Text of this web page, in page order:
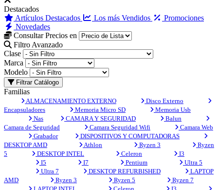
Destacados
Artículos Destacados
Los más Vendidos
Promociones
Novedades
Consultar Precios en
Filtro Avanzado
Clase
Marca
Modelo
Filtrar Catálogo
Familias
ALMACENAMIENTO EXTERNO
Disco Externo
Encapsuladores
Memoria Micro SD
Memoria Usb
Nas
CAMARA Y SEGURIDAD
Balun
Camara de Seguridad
Camara Seguridad Wifi
Camara Web
Grabador
DISPOSITIVOS Y COMPUTADORAS
DESKTOP AMD
Athlon Ryzen 3
Ryzen
5
DESKTOP INTEL Celeron
I3
I5
I7 Pentium
Ultra 5
Ultra 7
DESKTOP REFURBISHED
LAPTOP
AMD
Ryzen 3 Ryzen 5
Ryzen 7